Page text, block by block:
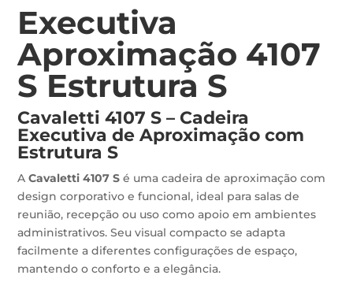
Executiva
Aproximação 4107
S Estrutura S
Cavaletti 4107 S – Cadeira
Executiva de Aproximação com
Estrutura S
ACavaletti 4107 S é uma cadeira de aproximação com
design corporativo e funcional, ideal para salas de
reunião, recepção ou uso como apoio em ambientes
administrativos. Seu visual compacto se adapta
facilmente a diferentes configurações de espaço,
mantendo o conforto e a elegância.